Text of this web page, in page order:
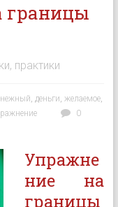
границы
практики
, деньги, желаемое,
0
Упражне
ние на
границы